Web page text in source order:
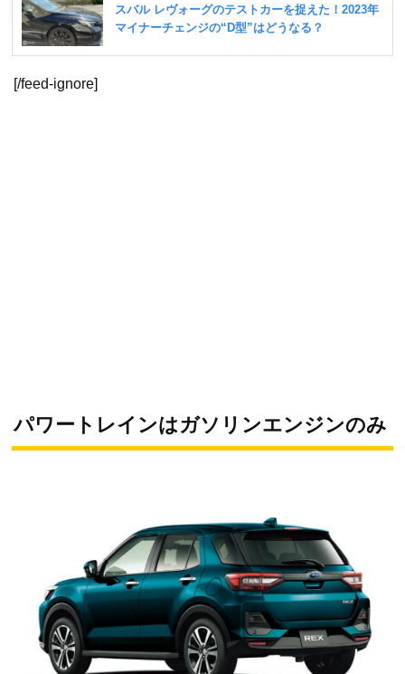
[/feed-ignore]
パワートレインはガソリンエンジンのみ